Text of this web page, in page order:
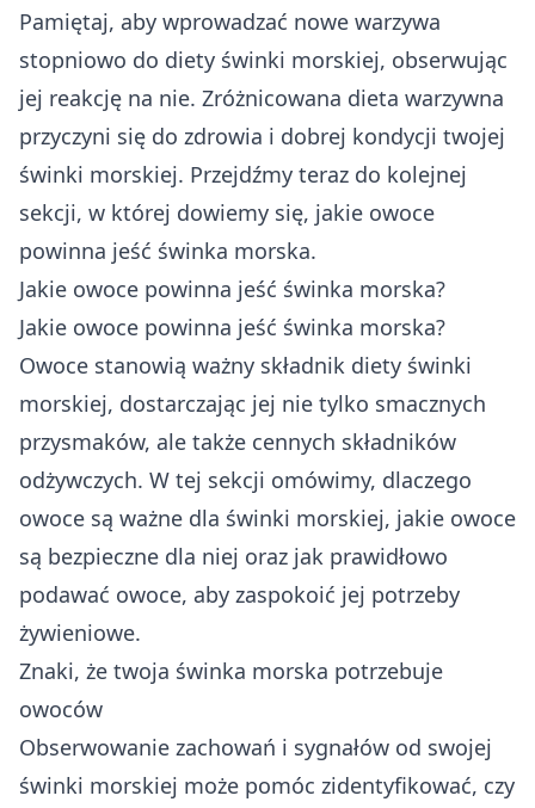
Pamiętaj, aby wprowadzać nowe warzywa
stopniowo do diety świnki morskiej, obserwując
jej reakcję na nie. Zróżnicowana dieta warzywna
przyczyni się do zdrowia i dobrej kondycji twojej
świnki morskiej. Przejdźmy teraz do kolejnej
sekcji, w której dowiemy się, jakie owoce
powinna jeść świnka morska.
Jakie owoce powinna jeść świnka morska?
Jakie owoce powinna jeść świnka morska?
Owoce stanowią ważny składnik diety świnki
morskiej, dostarczając jej nie tylko smacznych
przysmaków, ale także cennych składników
odżywczych. W tej sekcji omówimy, dlaczego
owoce są ważne dla świnki morskiej, jakie owoce
są bezpieczne dla niej oraz jak prawidłowo
podawać owoce, aby zaspokoić jej potrzeby
żywieniowe.
Znaki, że twoja świnka morska potrzebuje
owoców
Obserwowanie zachowań i sygnałów od swojej
świnki morskiej może pomóc zidentyfikować, czy